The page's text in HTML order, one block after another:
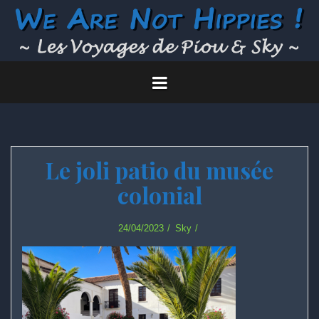
Skip
Le joli patio du musée
colonial
24/04/2023 Sky